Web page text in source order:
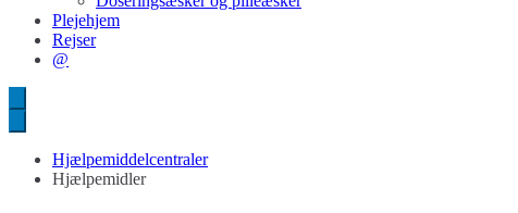
Plejehjem
Rejser
@
Hjælpemiddelcentraler
Hjælpemidler